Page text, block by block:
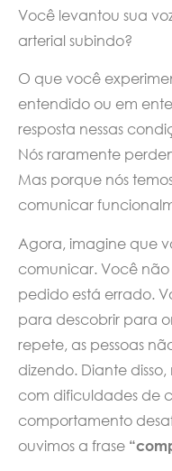
Você levantou sua
arterial subindo?
O que você
entendido ou em
resposta nessas
Nós raramente
Mas porque nós
comunicar
Agora, imagine que
comunicar. Você
pedido está errado.
para descobrir para
repete, as pessoas
dizendo. Diante
com dificuldades de
comportamento
ouvimos a frase